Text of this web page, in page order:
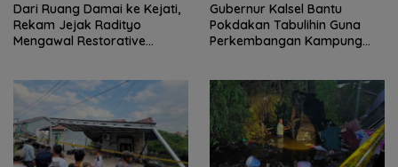
Dari Ruang Damai ke Kejati,
Rekam Jejak Radityo
Mengawal Restorative
Gubernur Kalsel Bantu
Pokdakan Tabulihin Guna
Perkembangan Kampung